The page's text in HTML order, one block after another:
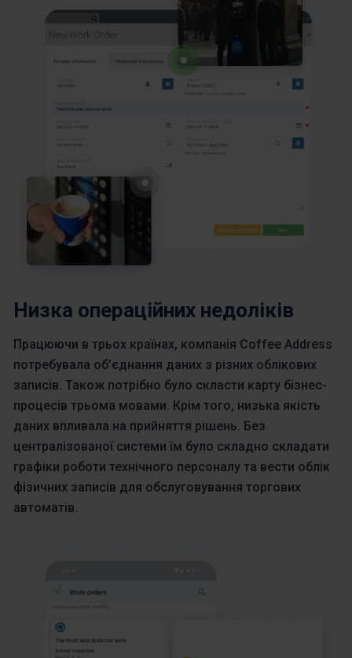
Низка операційних недоліків
Працюючи в трьох країнах, компанія Coffee Address
потребувала об’єднання даних з різних облікових
записів. Також потрібно було скласти карту бізнес-
процесів трьома мовами. Крім того, низька якість
даних впливала на прийняття рішень. Без
централізованої системи їм було складно складати
графіки роботи технічного персоналу та вести облік
фізичних записів для обслуговування торгових
автоматів.